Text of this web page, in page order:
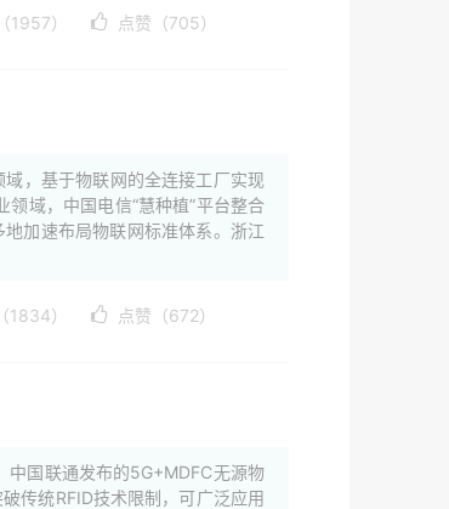
1957） 点赞（705）
，基于物联网的全连接工厂实现
域，中国电信“慧种植”平台整合
加速布局物联网标准体系。浙江
1834） 点赞（672）
中国联通发布的5G+MDFC无源物
传统RFID技术限制，可广泛应用